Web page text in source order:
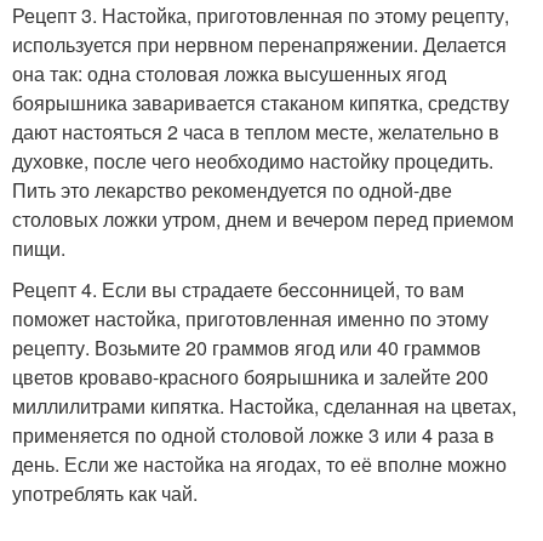
Рецепт 3. Настойка, приготовленная по этому рецепту,
используется при нервном перенапряжении. Делается
она так: одна столовая ложка высушенных ягод
боярышника заваривается стаканом кипятка, средству
дают настояться 2 часа в теплом месте, желательно в
духовке, после чего необходимо настойку процедить.
Пить это лекарство рекомендуется по одной-две
столовых ложки утром, днем и вечером перед приемом
пищи.
Рецепт 4. Если вы страдаете бессонницей, то вам
поможет настойка, приготовленная именно по этому
рецепту. Возьмите 20 граммов ягод или 40 граммов
цветов кроваво-красного боярышника и залейте 200
миллилитрами кипятка. Настойка, сделанная на цветах,
применяется по одной столовой ложке 3 или 4 раза в
день. Если же настойка на ягодах, то её вполне можно
употреблять как чай.